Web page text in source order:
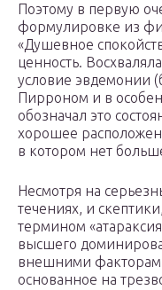
Поэтому в первую
формулировке из
«Душевное
ценность.
условие эвдемонии
Пирроном и в
обозначал это
хорошее
в котором нет
Несмотря на
течениях, и
термином
высшего
внешними
основанное на